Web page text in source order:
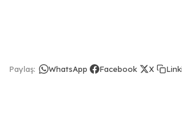
Paylaş: WhatsApp Facebook X